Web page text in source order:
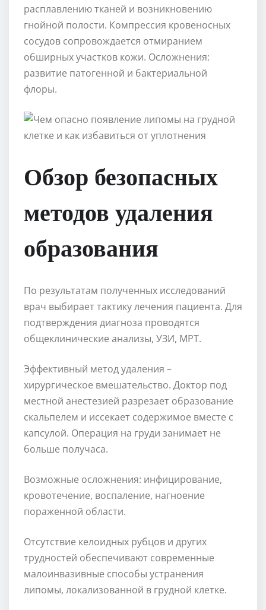
расплавлению тканей и возникновению
гнойной полости. Компрессия кровеносных
сосудов сопровождается отмиранием
обширных участков кожи. Осложнения:
развитие патогенной и бактериальной
флоры.
Обзор безопасных
методов удаления
образования
По результатам полученных исследований
врач выбирает тактику лечения пациента. Для
подтверждения диагноза проводятся
общеклинические анализы, УЗИ, МРТ.
Эффективный метод удаления –
хирургическое вмешательство. Доктор под
местной анестезией разрезает образование
скальпелем и иссекает содержимое вместе с
капсулой. Операция на груди занимает не
больше получаса.
Возможные осложнения: инфицирование,
кровотечение, воспаление, нагноение
пораженной области.
Отсутствие келоидных рубцов и других
трудностей обеспечивают современные
малоинвазивные способы устранения
липомы, локализованной в грудной клетке.